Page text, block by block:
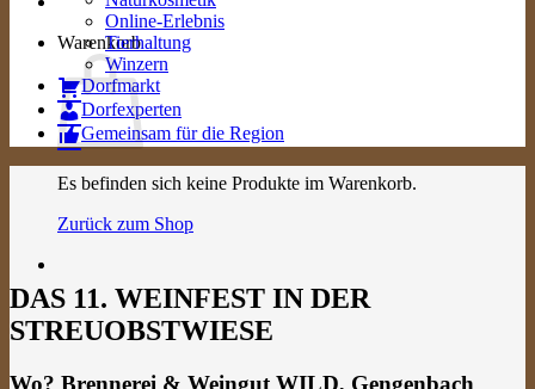
Warenkorb
Es befinden sich keine Produkte im Warenkorb.
Zurück zum Shop
Online-Erlebnis
Tierhaltung
Winzern
Dorfmarkt
Dorfexperten
Gemeinsam für die Region
DAS 11. WEINFEST IN DER
STREUOBSTWIESE
Wo? Brennerei & Weingut WILD, Gengenbach